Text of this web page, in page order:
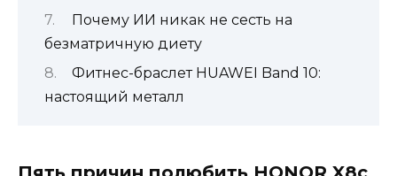
Почему ИИ никак не сесть на
безматричную диету
Фитнес-браслет HUAWEI Band 10:
настоящий металл